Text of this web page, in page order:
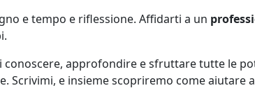
e tempo e riflessione. Affidarti a un
approfondire e sfruttare tutte le
Scrivimi, e insieme scopriremo come aiutare